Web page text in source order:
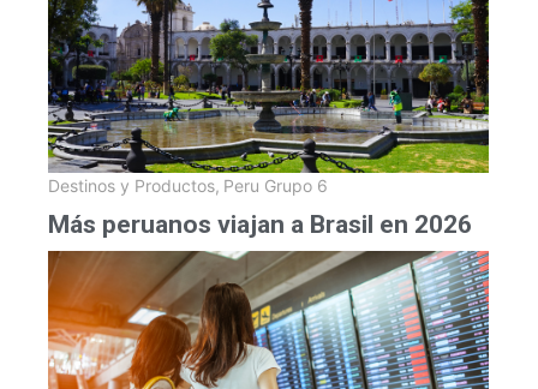
Destinos y Productos, Peru Grupo 6
Más peruanos viajan a Brasil en 2026